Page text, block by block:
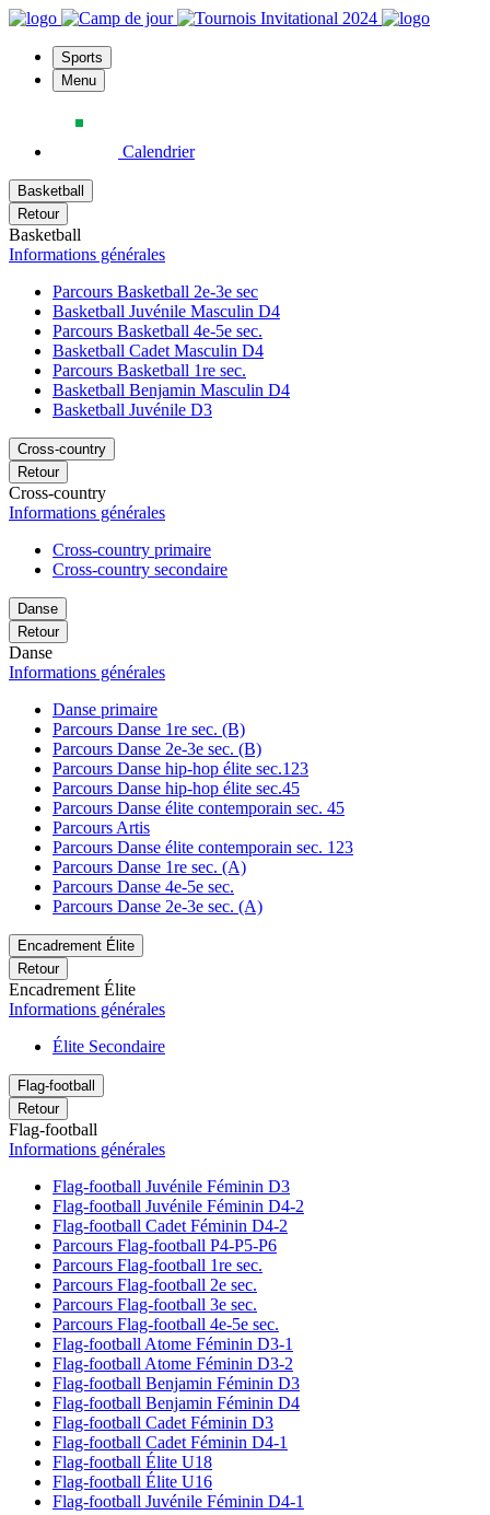
Sports
Menu
Calendrier
Basketball
Retour
Basketball
Informations générales
Parcours Basketball 2e-3e sec
Basketball Juvénile Masculin D4
Parcours Basketball 4e-5e sec.
Basketball Cadet Masculin D4
Parcours Basketball 1re sec.
Basketball Benjamin Masculin D4
Basketball Juvénile D3
Cross-country
Retour
Cross-country
Informations générales
Cross-country primaire
Cross-country secondaire
Danse
Retour
Danse
Informations générales
Danse primaire
Parcours Danse 1re sec. (B)
Parcours Danse 2e-3e sec. (B)
Parcours Danse hip-hop élite sec.123
Parcours Danse hip-hop élite sec.45
Parcours Danse élite contemporain sec. 45
Parcours Artis
Parcours Danse élite contemporain sec. 123
Parcours Danse 1re sec. (A)
Parcours Danse 4e-5e sec.
Parcours Danse 2e-3e sec. (A)
Encadrement Élite
Retour
Encadrement Élite
Informations générales
Élite Secondaire
Flag-football
Retour
Flag-football
Informations générales
Flag-football Juvénile Féminin D3
Flag-football Juvénile Féminin D4-2
Flag-football Cadet Féminin D4-2
Parcours Flag-football P4-P5-P6
Parcours Flag-football 1re sec.
Parcours Flag-football 2e sec.
Parcours Flag-football 3e sec.
Parcours Flag-football 4e-5e sec.
Flag-football Atome Féminin D3-1
Flag-football Atome Féminin D3-2
Flag-football Benjamin Féminin D3
Flag-football Benjamin Féminin D4
Flag-football Cadet Féminin D3
Flag-football Cadet Féminin D4-1
Flag-football Élite U18
Flag-football Élite U16
Flag-football Juvénile Féminin D4-1